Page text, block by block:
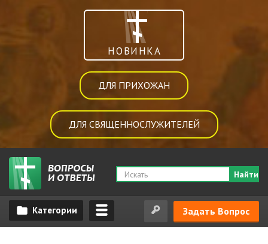
НОВИНКА
ДЛЯ ПРИХОЖАН
ДЛЯ СВЯЩЕННОСЛУЖИТЕЛЕЙ
Найти
Задать Вопрос